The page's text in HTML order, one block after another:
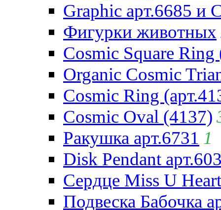
Graphic арт.6685 и
Фигурки животных
Cosmic Square Ring
Organic Cosmic
Cosmic Ring
Cosmic Oval (4137)
Ракушка арт.6731 1
Disk Pendant
Сердце Miss U
Подвеска Бабочка